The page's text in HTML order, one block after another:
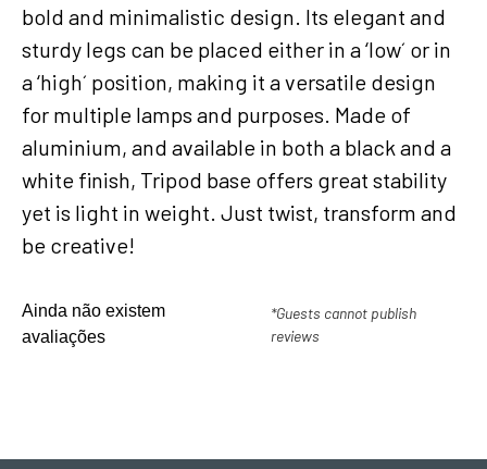
bold and minimalistic design. Its elegant and
sturdy legs can be placed either in a ‘low´ or in
a ‘high´ position, making it a versatile design
for multiple lamps and purposes. Made of
aluminium, and available in both a black and a
white finish, Tripod base offers great stability
yet is light in weight. Just twist, transform and
be creative!
Ainda não existem
avaliações
*Guests cannot publish
reviews